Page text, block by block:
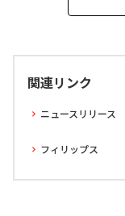
関連リンク
ニュースリリース
フィリップス